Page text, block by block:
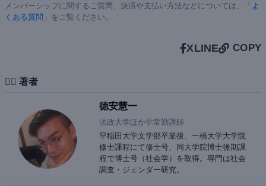
メンバーシップに関するご質問、決済や支払い方法などについては、「
よ
くある質問
」をご覧ください。
XLINE COPY
✍🏻 著者
徳安慧一
法政大学ほか非常勤講師
早稲田大学文学部卒業後、一橋大学大学院
修士課程にて修士号、同大学院博士後期課
程で博士号（社会学）を取得。専門は社会
調査・ジェンダー研究。